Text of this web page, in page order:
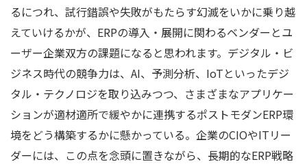
るにつれ、試行錯誤や失敗がもたらす幻滅をいかに乗り越
えていけるかが、ERPの導入・展開に関わるベンダーとユ
ーザー企業双方の課題になると思われます。デジタル・ビ
ジネス時代の競争力は、AI、予測分析、IoTといったデジ
タル・テクノロジを取り込みつつ、さまざまなアプリケー
ションが適材適所で緩やかに連携するポストモダンERP環
境をどう構築するかに懸かっている。企業のCIOやITリー
ダーには、この点を念頭に置きながら、長期的なERP戦略